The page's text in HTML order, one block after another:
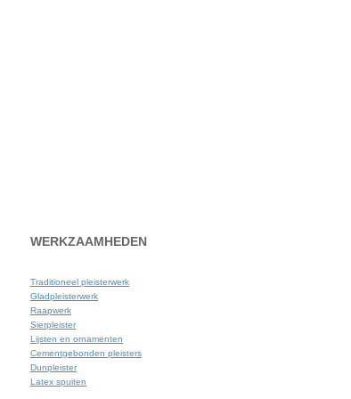
WERKZAAMHEDEN
Traditioneel pleisterwerk
Gladpleisterwerk
Raapwerk
Sierpleister
Lijsten en ornamenten
Cementgebonden pleisters
Dunpleister
Latex spuiten